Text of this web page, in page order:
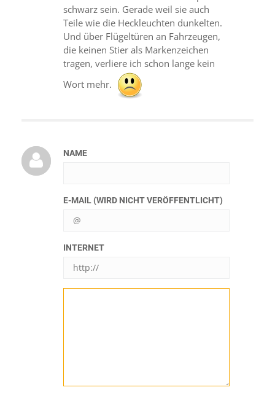
schwarz sein. Gerade weil sie auch
Teile wie die Heckleuchten dunkelten.
Und über Flügeltüren an Fahrzeugen,
die keinen Stier als Markenzeichen
tragen, verliere ich schon lange kein
Wort mehr.
NAME
E-MAIL (WIRD NICHT VERÖFFENTLICHT)
INTERNET